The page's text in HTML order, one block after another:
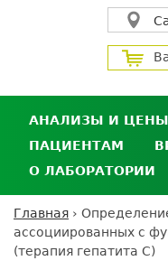
АНАЛИЗЫ И ЦЕНЫ
Анализы и
Где сдать
Выезд на дом
Подготовка к
ПАЦИЕНТАМ
Личный
Дисконтная
ДМС
О ЛАБОРАТОРИИ
Контроль
Вакансии
Вы
здесь
Главная ›
ассоциированных с
(терапия гепатита С)